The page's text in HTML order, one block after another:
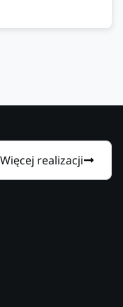
Więcej realizacji